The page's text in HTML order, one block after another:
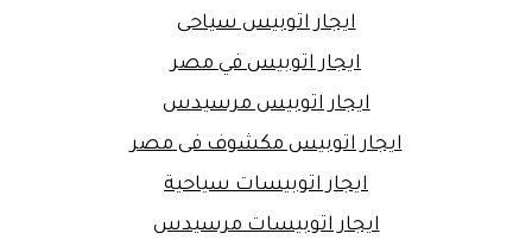
ايجار اتوبيس سياحى
ايجار اتوبيس في مصر
ايجار اتوبيس مرسيدس
ايجار اتوبيس مكشوف فى مصر
ايجار اتوبيسات سياحية
ايجار اتوبيسات مرسيدس